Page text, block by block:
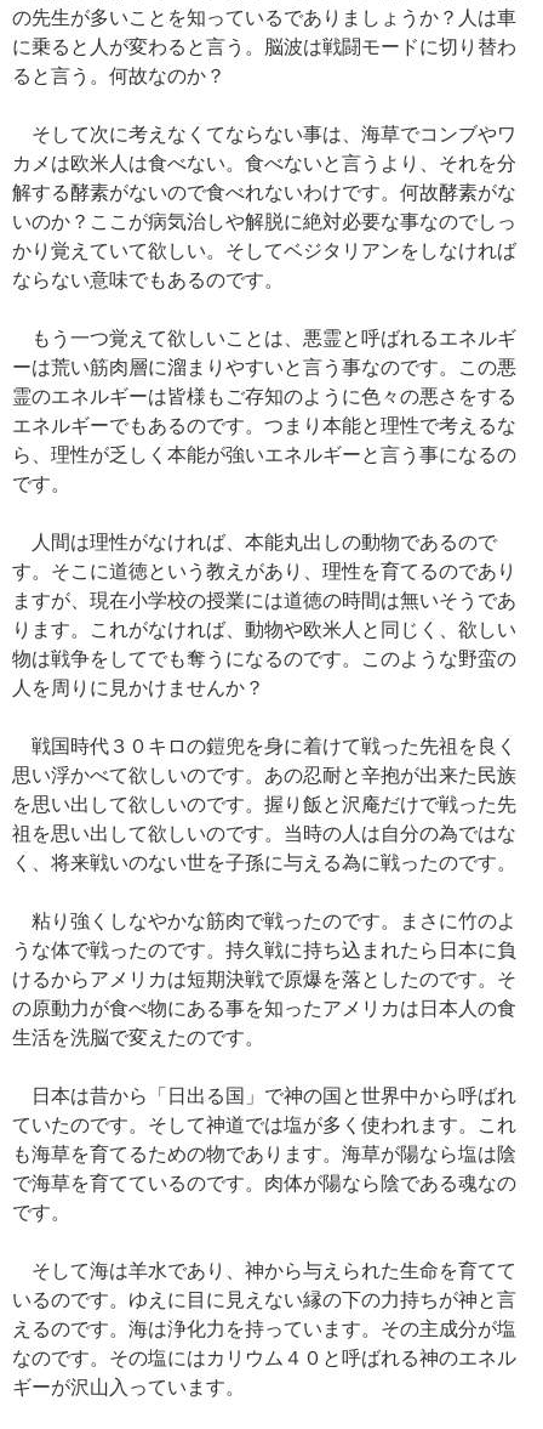
の先生が多いことを知っているでありましょうか？人は車
に乗ると人が変わると言う。脳波は戦闘モードに切り替わ
ると言う。何故なのか？
そして次に考えなくてならない事は、海草でコンブやワ
カメは欧米人は食べない。食べないと言うより、それを分
解する酵素がないので食べれないわけです。何故酵素がな
いのか？ここが病気治しや解脱に絶対必要な事なのでしっ
かり覚えていて欲しい。そしてベジタリアンをしなければ
ならない意味でもあるのです。
もう一つ覚えて欲しいことは、悪霊と呼ばれるエネルギ
ーは荒い筋肉層に溜まりやすいと言う事なのです。この悪
霊のエネルギーは皆様もご存知のように色々の悪さをする
エネルギーでもあるのです。つまり本能と理性で考えるな
ら、理性が乏しく本能が強いエネルギーと言う事になるの
です。
人間は理性がなければ、本能丸出しの動物であるので
す。そこに道徳という教えがあり、理性を育てるのであり
ますが、現在小学校の授業には道徳の時間は無いそうであ
ります。これがなければ、動物や欧米人と同じく、欲しい
物は戦争をしてでも奪うになるのです。このような野蛮の
人を周りに見かけませんか？
戦国時代３０キロの鎧兜を身に着けて戦った先祖を良く
思い浮かべて欲しいのです。あの忍耐と辛抱が出来た民族
を思い出して欲しいのです。握り飯と沢庵だけで戦った先
祖を思い出して欲しいのです。当時の人は自分の為ではな
く、将来戦いのない世を子孫に与える為に戦ったのです。
粘り強くしなやかな筋肉で戦ったのです。まさに竹のよ
うな体で戦ったのです。持久戦に持ち込まれたら日本に負
けるからアメリカは短期決戦で原爆を落としたのです。そ
の原動力が食べ物にある事を知ったアメリカは日本人の食
生活を洗脳で変えたのです。
日本は昔から「日出る国」で神の国と世界中から呼ばれ
ていたのです。そして神道では塩が多く使われます。これ
も海草を育てるための物であります。海草が陽なら塩は陰
で海草を育てているのです。肉体が陽なら陰である魂なの
です。
そして海は羊水であり、神から与えられた生命を育てて
いるのです。ゆえに目に見えない縁の下の力持ちが神と言
えるのです。海は浄化力を持っています。その主成分が塩
なのです。その塩にはカリウム４０と呼ばれる神のエネル
ギーが沢山入っています。